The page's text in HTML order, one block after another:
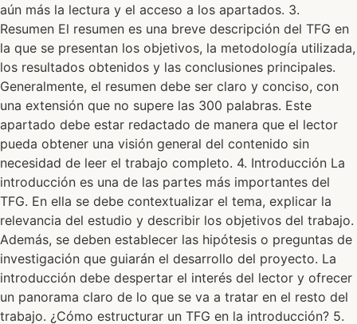
aún más la lectura y el acceso a los apartados. 3.
Resumen El resumen es una breve descripción del TFG en
la que se presentan los objetivos, la metodología utilizada,
los resultados obtenidos y las conclusiones principales.
Generalmente, el resumen debe ser claro y conciso, con
una extensión que no supere las 300 palabras. Este
apartado debe estar redactado de manera que el lector
pueda obtener una visión general del contenido sin
necesidad de leer el trabajo completo. 4. Introducción La
introducción es una de las partes más importantes del
TFG. En ella se debe contextualizar el tema, explicar la
relevancia del estudio y describir los objetivos del trabajo.
Además, se deben establecer las hipótesis o preguntas de
investigación que guiarán el desarrollo del proyecto. La
introducción debe despertar el interés del lector y ofrecer
un panorama claro de lo que se va a tratar en el resto del
trabajo. ¿Cómo estructurar un TFG en la introducción? 5.